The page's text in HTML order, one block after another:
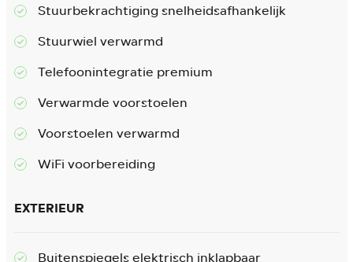
Stuurbekrachtiging snelheidsafhankelijk
Stuurwiel verwarmd
Telefoonintegratie premium
Verwarmde voorstoelen
Voorstoelen verwarmd
WiFi voorbereiding
EXTERIEUR
Buitenspiegels elektrisch inklapbaar